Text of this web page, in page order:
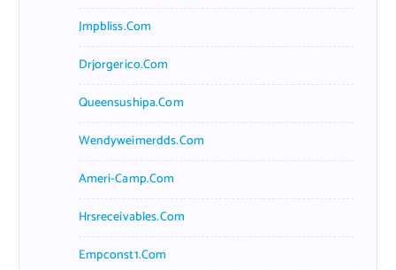
Jmpbliss.com
Drjorgerico.com
Queensushipa.com
Wendyweimerdds.com
Ameri-Camp.com
Hrsreceivables.com
Empconst1.com